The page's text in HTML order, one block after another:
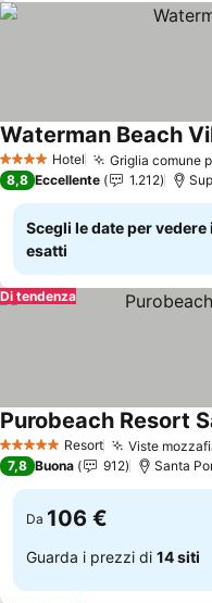
4 Stelle Hotel Griglia comune
Waterman Beach
8,8 Eccellente 1.212
Scegli le date per vedere
esatti
Di tendenza
5 Stelle Resort Viste
Purobeach Resort
7,8 Buona 912 Santa
Da 106 €
Guarda i prezzi di 14 siti